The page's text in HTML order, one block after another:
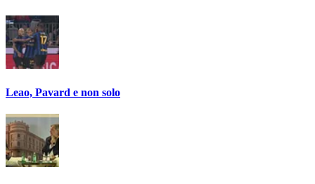
Leao, Pavard e non solo